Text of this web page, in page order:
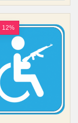
АВТО
Знак просто
Знак
не спадає
Руслан
12%